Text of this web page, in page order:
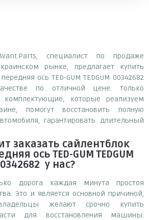
специалист по продаже
рынке, предлагает купить
ось TED-GUM TEDGUM 00342682
по отличной цене. Только
комплектующие, которые реализуем
помогут восстановить полную
гарантировать длительный
заказать сайлентблок
ось TED-GUM TEDGUM
у нас?
дорога каждая минута простоя
Это и является основной причиной,
желают срочно купить
для восстановления машины.